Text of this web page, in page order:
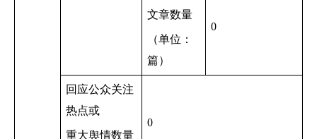
文章数量
（单位：
篇）
0
回应公众关注
热点或
重大舆情数量
0